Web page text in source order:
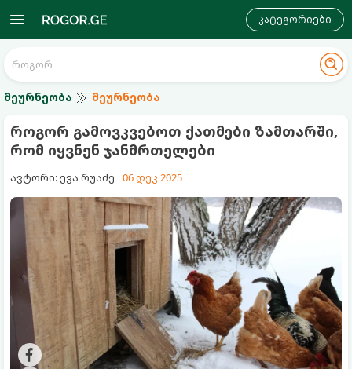
კატეგორიები
მეურნეობა მეურნეობა
როგორ გამოვკვებოთ ქათმები ზამთარში,
რომ იყვნენ ჯანმრთელები
ავტორი: ევა რუაძე 06 დეკ 2025